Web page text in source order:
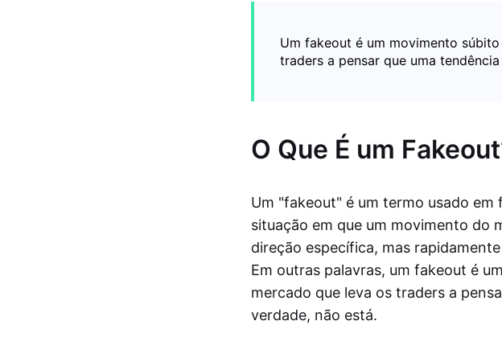
Um fakeout é um movimento
traders a pensar que uma
O Que É um
Um "fakeout" é um termo usado em
situação em que um movimento do
direção específica, mas
Em outras palavras, um fakeout é
mercado que leva os traders a
verdade, não está.